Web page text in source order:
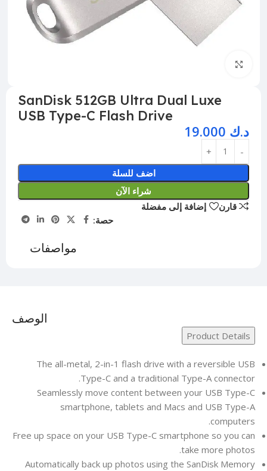
SanDisk 512GB Ultra Dual Luxe
USB Type-C Flash Drive
د.ك
اضف للسلة
شراء الآن
قارن
إضافة إلى مفضلة
حصة:
مواصفات
الوصف
Product Details
The all-metal, 2-in-1 flash drive with a reversible USB
Type-C and a traditional Type-A connector.
Seamlessly move content between your USB Type-C
smartphone, tablets and Macs and USB Type-A
computers.
Free up space on your USB Type-C smartphone so you can
take more photos.
Automatically back up photos using the SanDisk Memory